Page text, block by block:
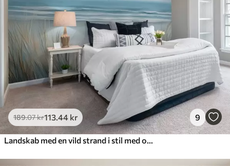
189.07kr113 .44 kr 9